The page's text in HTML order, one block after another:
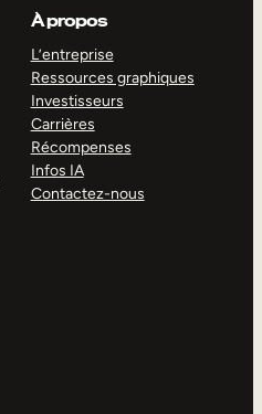
À propos
L’entreprise
Ressources graphiques
Investisseurs
Carrières
Récompenses
Infos IA
Contactez-nous